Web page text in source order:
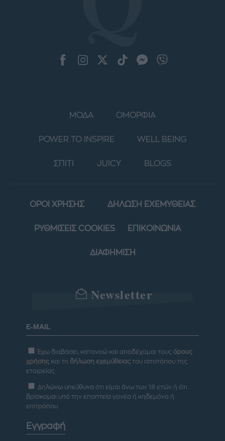
ΜΟΔΑ ΟΜΟΡΦΙΑ
POWER TO INSPIRE WELL BEING
ΣΠΙΤΙ JUICY BLOGS
ΟΡΟΙ ΧΡΗΣΗΣ ΔΗΛΩΣΗ ΕΧΕΜΥΘΕΙΑΣ
ΡΥΘΜΙΣΕΙΣ COOKIES ΕΠΙΚΟΙΝΩΝΙΑ
ΔΙΑΦΗΜΙΣΗ
Newsletter
Έχω διαβάσει, κατανοώ και αποδέχομαι τους όρους
χρήσης και τη δήλωση εχεμύθειας του ιστοτόπου της
εταιρείας
Δηλώνω υπεύθυνα ότι είμαι άνω των 18 ετών ή ότι
βρίσκομαι υπό την εποπτεία γονέα ή κηδεμόνα ή
επιτρόπου
Εγγραφή